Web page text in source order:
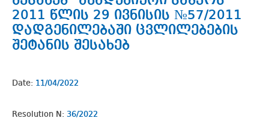
2011 წლის 29 ივნისის №57/2011
დადგენილებაში ცვლილებების
შეტანის შესახებ
Date: 11/04/2022
Resolution N: 36/2022